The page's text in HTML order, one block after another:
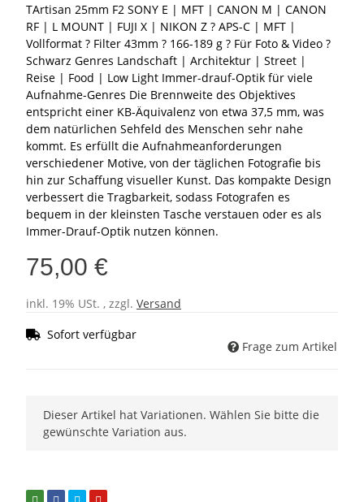
TArtisan 25mm F2 SONY E | MFT | CANON M | CANON
RF | L MOUNT | FUJI X | NIKON Z ? APS-C | MFT |
Vollformat ? Filter 43mm ? 166-189 g ? Für Foto & Video ?
Schwarz Genres Landschaft | Architektur | Street |
Reise | Food | Low Light Immer-drauf-Optik für viele
Aufnahme-Genres Die Brennweite des Objektives
entspricht einer KB-Äquivalenz von etwa 37,5 mm, was
dem natürlichen Sehfeld des Menschen sehr nahe
kommt. Es erfüllt die Aufnahmeanforderungen
verschiedener Motive, von der täglichen Fotografie bis
hin zur Schaffung visueller Kunst. Das kompakte Design
verbessert die Tragbarkeit, sodass Fotografen es
bequem in der kleinsten Tasche verstauen oder es als
Immer-Drauf-Optik nutzen können.
75,00 €
inkl. 19% USt. , zzgl. Versand
Sofort verfügbar
Frage zum Artikel
x
Dieser Artikel hat Variationen. Wählen Sie bitte die
gewünschte Variation aus.